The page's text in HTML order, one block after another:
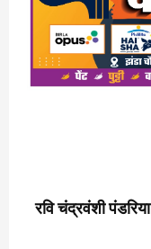
रवि चंद्रवंशी